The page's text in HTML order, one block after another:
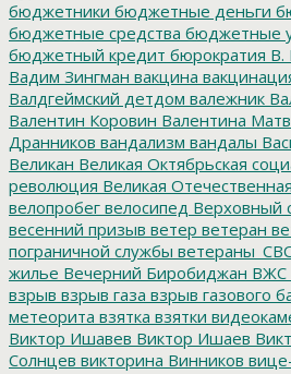
бюджетники бюджетные деньги
бюджетные средства бюджетные
бюджетный кредит бюрократия В.
Вадим Зингман вакцина
Валдгеймский детдом валежник
Валентин Коровин Валентина
Дранников вандализм вандалы
Великан Великая Октябрьская
революция Великая
велопробег велосипед Верховный
весенний призыв ветер ветеран
пограничной службы
жилье Вечерний Биробиджан ВЖС
взрыв взрыв газа взрыв газового
метеорита взятка взятки
Виктор Ишавев Виктор Ишаев
Солнцев викторина Винников